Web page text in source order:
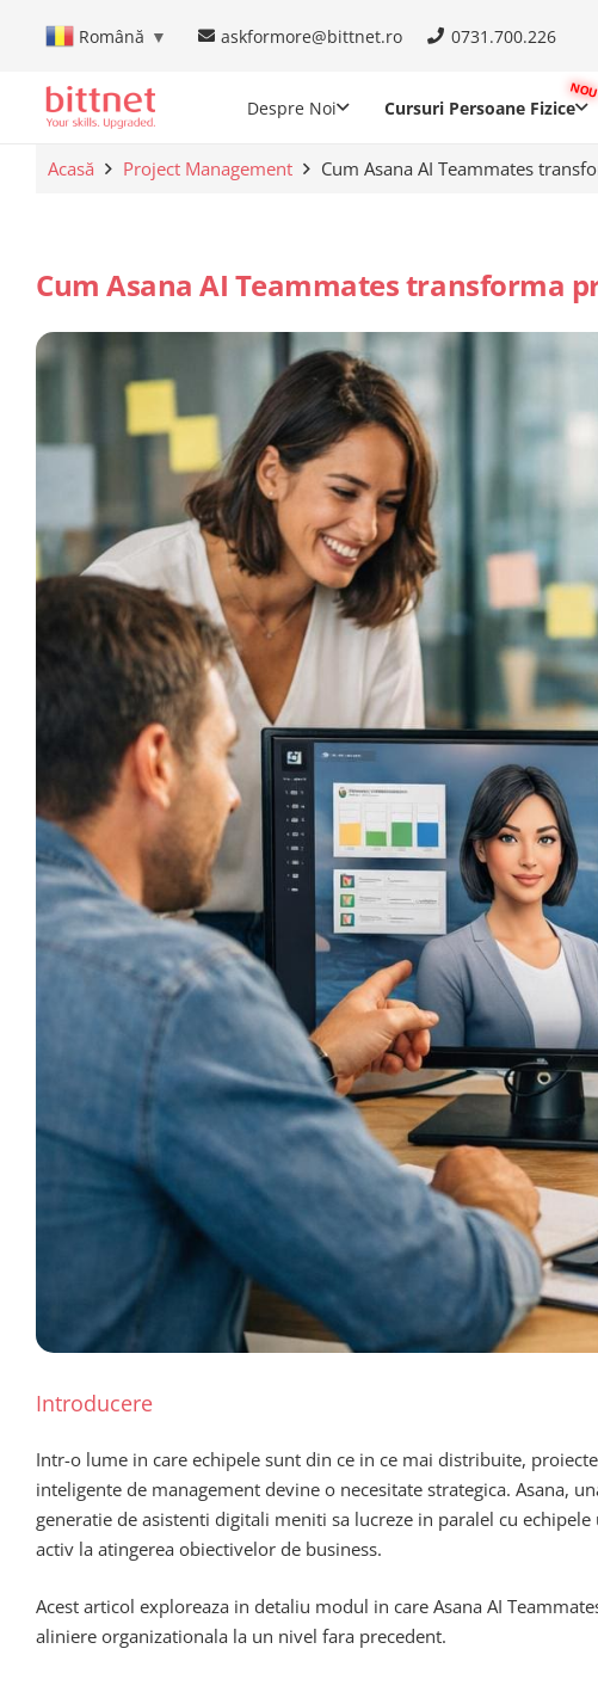
Română ▼ askformore@bittnet.ro 0731.700.226
Despre Noi Cursuri Persoane Fizice
Acasă Project Management Cum Asana AI Teammates
Cum Asana AI Teammates transforma
Introducere
Intr-o lume in care echipele sunt din ce in ce mai distribuite,
inteligente de management devine o necesitate strategica. Asana,
generatie de asistenti digitali meniti sa lucreze in paralel cu
activ la atingerea obiectivelor de business.
Acest articol exploreaza in detaliu modul in care Asana AI
aliniere organizationala la un nivel fara precedent.